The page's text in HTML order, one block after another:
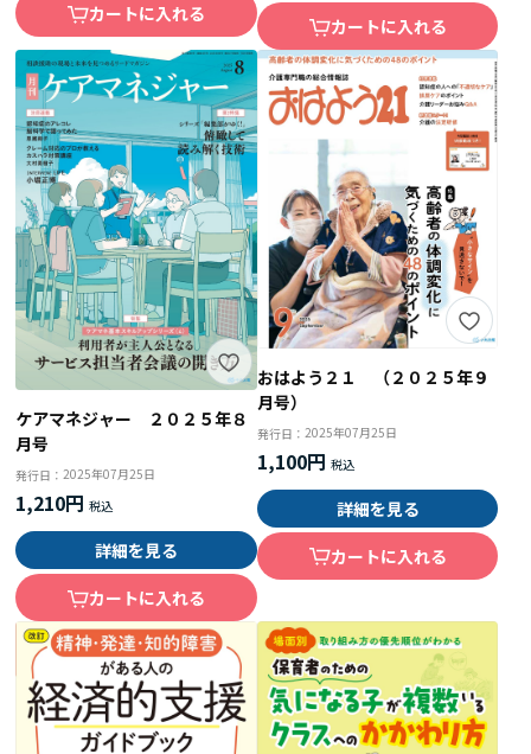
カートに入れる
カートに入れる
ケアマネジャー ２０２５年８
月号
発行日：2025年07月25日
1,210円
詳細を見る
カートに入れる
おはよう２１ （２０２５年９
月号）
発行日： 2025年07月25日
1,100円
詳細を見る
カートに入れる